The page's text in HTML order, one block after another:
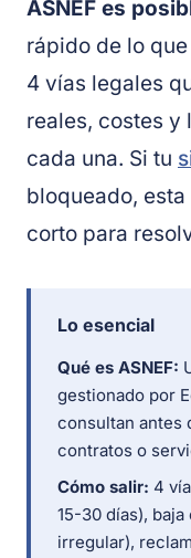
ASNEF es
rápido de lo
4 vías legales
reales, costes y
cada una. Si tu
bloqueado,
corto para
Lo esencial
Qué es ASNEF:
gestionado por
consultan antes
contratos o
Cómo salir: 4
15-30 días),
irregular),